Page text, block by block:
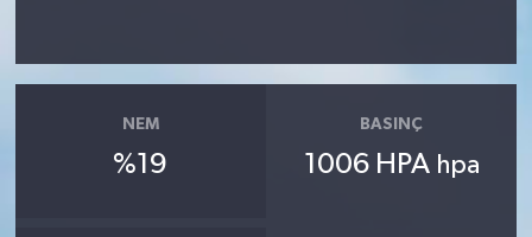
NEM
%19
BASINÇ
1006 HPA hpa